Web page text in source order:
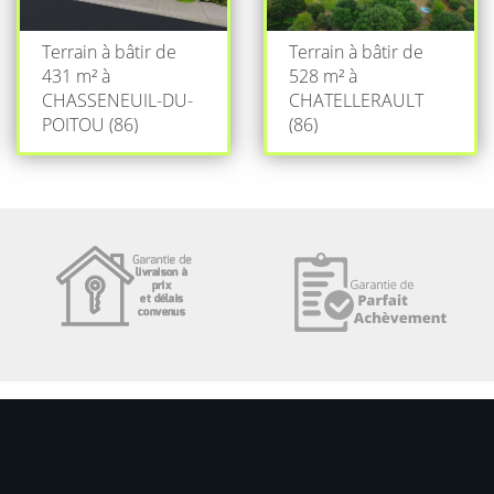
Terrain à bâtir de
431 m² à
CHASSENEUIL-DU-
POITOU (86)
Terrain à bâtir de
528 m² à
CHATELLERAULT
(86)